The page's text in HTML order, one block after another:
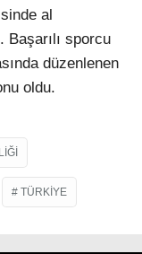
al
Başarılı sporcu
düzenlenen
oldu.
TÜRKIYE